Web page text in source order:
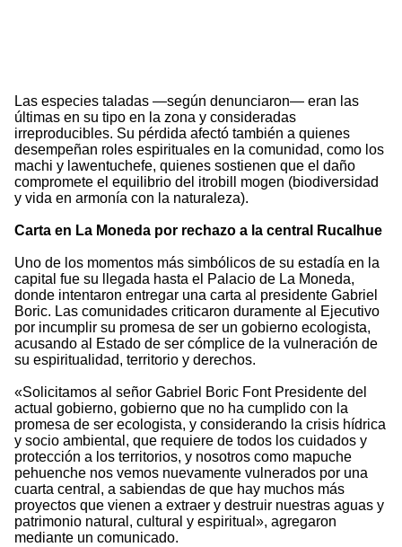
Las especies taladas —según denunciaron— eran las
últimas en su tipo en la zona y consideradas
irreproducibles. Su pérdida afectó también a quienes
desempeñan roles espirituales en la comunidad, como los
machi y lawentuchefe, quienes sostienen que el daño
compromete el equilibrio del itrobill mogen (biodiversidad
y vida en armonía con la naturaleza).
Carta en La Moneda por rechazo a la central Rucalhue
Uno de los momentos más simbólicos de su estadía en la
capital fue su llegada hasta el Palacio de La Moneda,
donde intentaron entregar una carta al presidente Gabriel
Boric. Las comunidades criticaron duramente al Ejecutivo
por incumplir su promesa de ser un gobierno ecologista,
acusando al Estado de ser cómplice de la vulneración de
su espiritualidad, territorio y derechos.
«Solicitamos al señor Gabriel Boric Font Presidente del
actual gobierno, gobierno que no ha cumplido con la
promesa de ser ecologista, y considerando la crisis hídrica
y socio ambiental, que requiere de todos los cuidados y
protección a los territorios, y nosotros como mapuche
pehuenche nos vemos nuevamente vulnerados por una
cuarta central, a sabiendas de que hay muchos más
proyectos que vienen a extraer y destruir nuestras aguas y
patrimonio natural, cultural y espiritual», agregaron
mediante un comunicado.